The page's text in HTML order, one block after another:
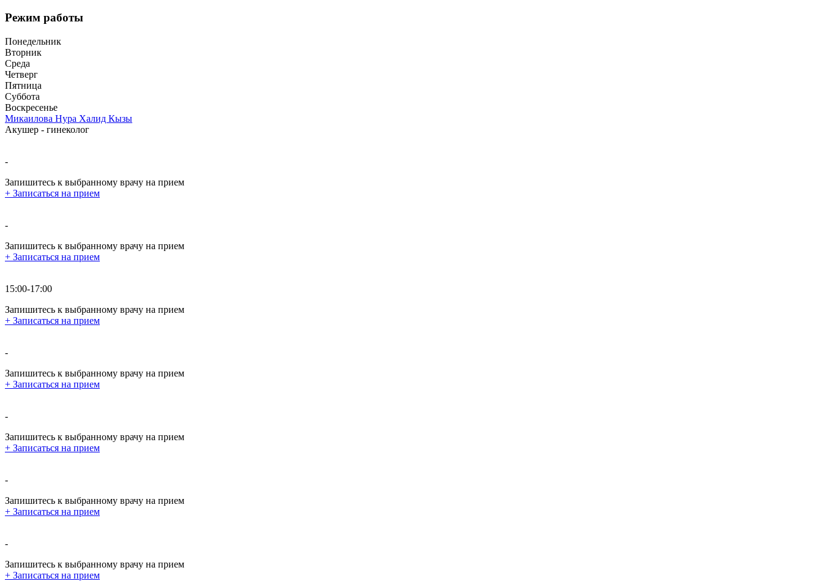
Режим работы
Понедельник
Вторник
Среда
Четверг
Пятница
Суббота
Воскресенье
Микаилова Нура Халид Кызы
Акушер - гинеколог
-
Запишитесь к выбранному врачу на прием
+ Записаться на прием
-
Запишитесь к выбранному врачу на прием
+ Записаться на прием
15:00-17:00
Запишитесь к выбранному врачу на прием
+ Записаться на прием
-
Запишитесь к выбранному врачу на прием
+ Записаться на прием
-
Запишитесь к выбранному врачу на прием
+ Записаться на прием
-
Запишитесь к выбранному врачу на прием
+ Записаться на прием
-
Запишитесь к выбранному врачу на прием
+ Записаться на прием